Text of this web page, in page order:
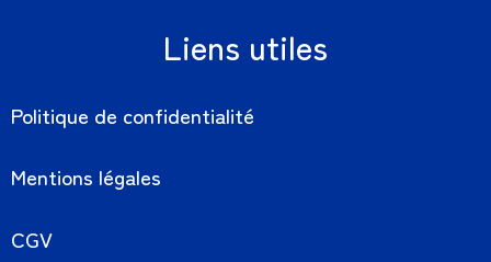
Liens utiles
Politique de confidentialité
Mentions légales
CGV